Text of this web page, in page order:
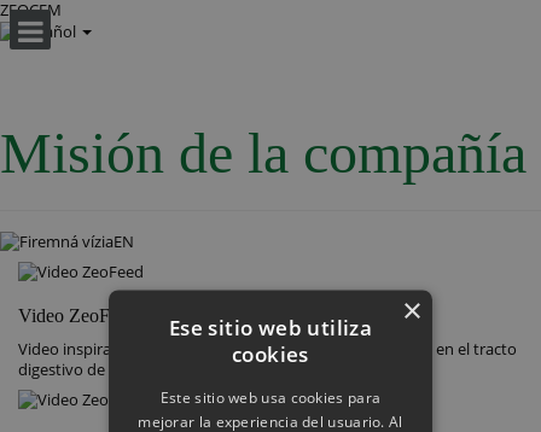
ZEOCEM
Misión de la compañía
Video ZeoFeed
Video inspirador sobre los efectos del producto ZeoFeed
en el tracto
digestivo de los animales.
×
Ese sitio web utiliza
cookies
Este sitio web usa cookies para
mejorar la experiencia del usuario. Al